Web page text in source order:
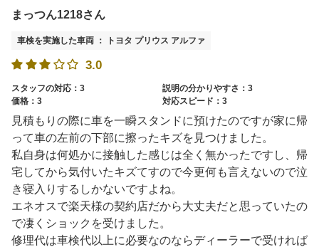
まっつん1218さん
車検を実施した車両 ： トヨタ プリウス アルファ
3.0
スタッフの対応：3
説明の分かりやすさ：3
価格：3
対応スピード：3
見積もりの際に車を一瞬スタンドに預けたのですが家に帰
って車の左前の下部に擦ったキズを見つけました。
私自身は何処かに接触した感じは全く無かったですし、帰
宅してから気付いたキズてすので今更何も言えないので泣
き寝入りするしかないですよね。
エネオスで楽天様の契約店だから大丈夫だと思っていたの
で凄くショックを受けました。
修理代は車検代以上に必要なのならディーラーで受ければ